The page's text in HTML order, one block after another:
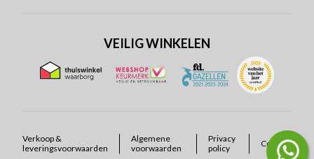
Verkoop &
leveringsvoorwaarden
Algemene
voorwaarden
Privacy
policy
Cookies
VEILIG WINKELEN